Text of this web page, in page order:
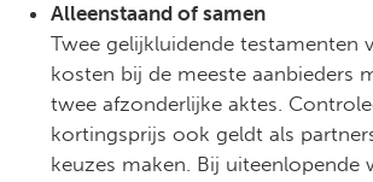
Alleenstaand of samen
Twee gelijkluidende testamenten
kosten bij de meeste aanbieders
twee afzonderlijke aktes.
kortingsprijs ook geldt als
keuzes maken. Bij uiteenlopende